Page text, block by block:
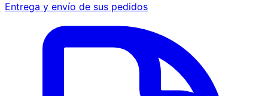
Entrega y envío de sus pedidos